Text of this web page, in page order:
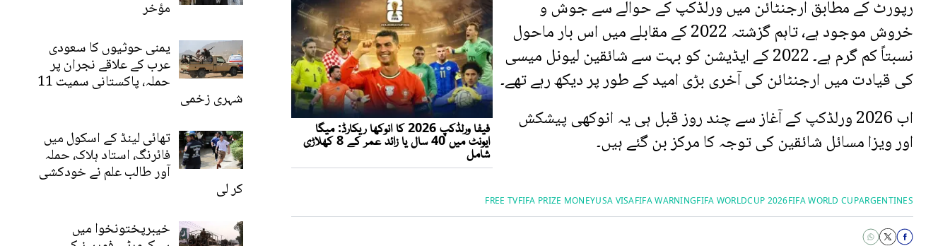
رپورٹ کے مطابق ارجنٹائن میں ورلڈکپ کے حوالے سے جوش و
خروش موجود ہے، تاہم گزشتہ 2022 کے مقابلے میں اس بار ماحول
نسبتاً کم گرم ہے۔ 2022 کے ایڈیشن کو بہت سے شائقین لیونل میسی
کی قیادت میں ارجنٹائن کی آخری بڑی امید کے طور پر دیکھ رہے تھے۔
اب 2026 ورلڈکپ کے آغاز سے چند روز قبل ہی یہ انوکھی پیشکش
اور ویزا مسائل شائقین کی توجہ کا مرکز بن گئے ہیں۔
ARGENTINES
FIFA WORLD CUP
FIFA WORLDCUP 2026
FIFA WARNING
USA VISA
FIFA PRIZE MONEY
FREE TV
مؤخر
یمنی حوثیوں کا سعودی
عرب کے علاقے نجران پر
حملہ، پاکستانی سمیت 11
شہری زخمی
تھائی لینڈ کے اسکول میں
فائرنگ، استاد ہلاک، حملہ
آور طالب علم نے خودکشی
کر لی
خیبرپختونخوا میں